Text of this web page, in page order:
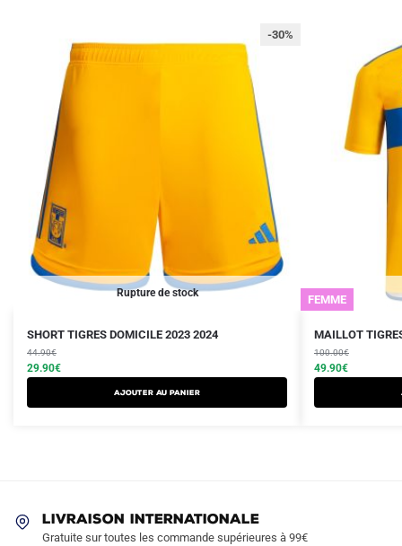
Rupture de stock
-30%
SHORT TIGRES DOMICILE 2023 2024
44.90€
Le
prix
initial
était :
29.90€
Le
prix
actuel
est :
AJOUTER AU PANIER
Ce
produit
a
choisies
FEMME
MAILLOT
100.00€
Le
prix
initial
était :
49.90€
Le
prix
actuel
est :
Ce
produit
a
LIVRAISON INTERNATIONALE
Gratuite sur toutes les commande supérieures à 99€